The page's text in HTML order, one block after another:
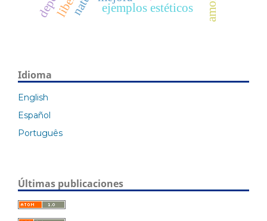
ejemplos estéticos
Idioma
English
Español
Português
Últimas publicaciones